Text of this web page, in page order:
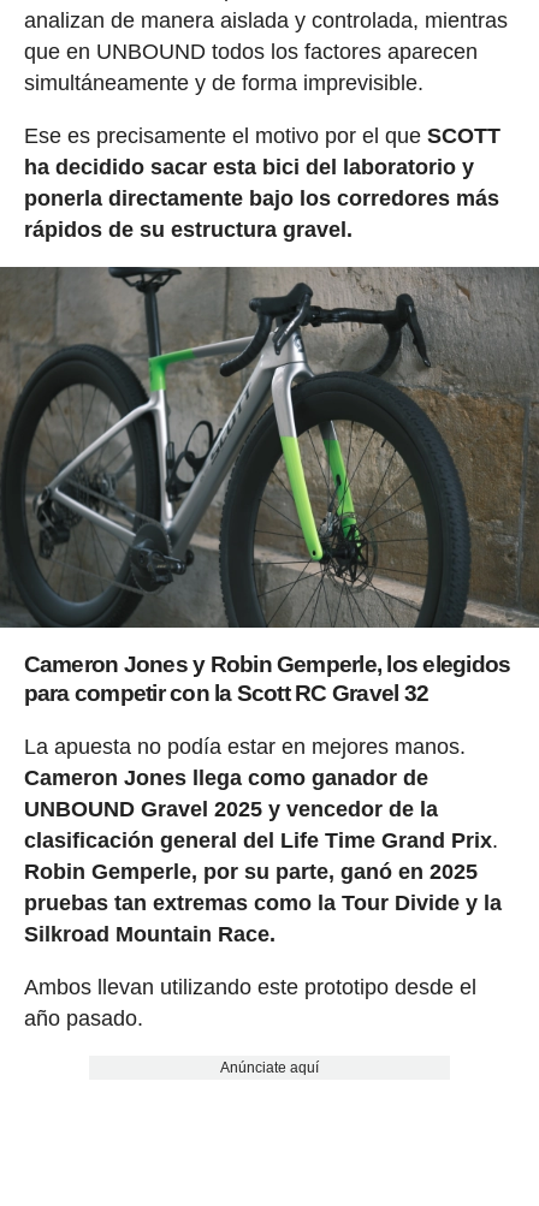
analizan de manera aislada y controlada, mientras
que en UNBOUND todos los factores aparecen
simultáneamente y de forma imprevisible.
Ese es precisamente el motivo por el que SCOTT
ha decidido sacar esta bici del laboratorio y
ponerla directamente bajo los corredores más
rápidos de su estructura gravel.
Cameron Jones y Robin Gemperle, los elegidos
para competir con la Scott RC Gravel 32
La apuesta no podía estar en mejores manos.
Cameron Jones llega como ganador de
UNBOUND Gravel 2025 y vencedor de la
clasificación general del Life Time Grand Prix.
Robin Gemperle, por su parte, ganó en 2025
pruebas tan extremas como la Tour Divide y la
Silkroad Mountain Race.
Ambos llevan utilizando este prototipo desde el
año pasado.
Anúnciate aquí